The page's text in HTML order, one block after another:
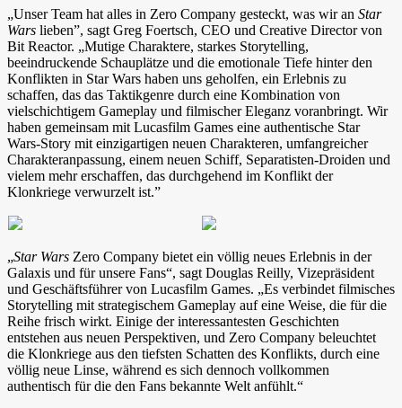
„Unser Team hat alles in Zero Company gesteckt, was wir an Star
Wars lieben”, sagt Greg Foertsch, CEO und Creative Director von
Bit Reactor. „Mutige Charaktere, starkes Storytelling,
beeindruckende Schauplätze und die emotionale Tiefe hinter den
Konflikten in Star Wars haben uns geholfen, ein Erlebnis zu
schaffen, das das Taktikgenre durch eine Kombination von
vielschichtigem Gameplay und filmischer Eleganz voranbringt. Wir
haben gemeinsam mit Lucasfilm Games eine authentische Star
Wars-Story mit einzigartigen neuen Charakteren, umfangreicher
Charakteranpassung, einem neuen Schiff, Separatisten-Droiden und
vielem mehr erschaffen, das durchgehend im Konflikt der
Klonkriege verwurzelt ist.”
„Star Wars Zero Company bietet ein völlig neues Erlebnis in der
Galaxis und für unsere Fans“, sagt Douglas Reilly, Vizepräsident
und Geschäftsführer von Lucasfilm Games. „Es verbindet filmisches
Storytelling mit strategischem Gameplay auf eine Weise, die für die
Reihe frisch wirkt. Einige der interessantesten Geschichten
entstehen aus neuen Perspektiven, und Zero Company beleuchtet
die Klonkriege aus den tiefsten Schatten des Konflikts, durch eine
völlig neue Linse, während es sich dennoch vollkommen
authentisch für die den Fans bekannte Welt anfühlt.“